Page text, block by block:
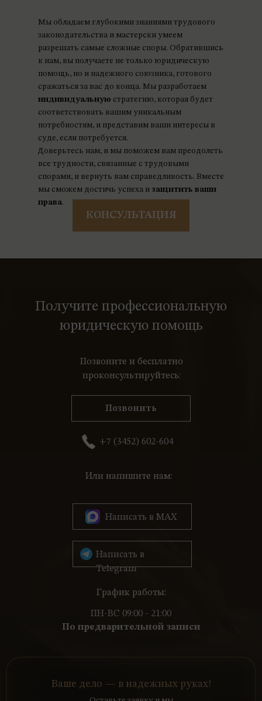
Мы обладаем глубокими знаниями трудового
законодательства и мастерски умеем
разрешать самые сложные споры. Обратившись
к нам, вы получаете не только юридическую
помощь, но и надежного союзника, готового
сражаться за вас до конца. Мы разработаем
индивидуальную стратегию, которая будет
соответствовать вашим уникальным
потребностям, и представим ваши интересы в
суде, если потребуется.
Доверьтесь нам, и мы поможем вам преодолеть
все трудности, связанные с трудовыми
спорами, и вернуть вам справедливость. Вместе
мы сможем достичь успеха и защитить ваши
права.
КОНСУЛЬТАЦИЯ
Получите профессиональную
юридическую помощь
Позвоните и бесплатно
проконсультируйтесь:
+7 (3452) 602-604
Или напишите нам:
График работы:
ПН-ВС 09:00 - 21:00
По предварительной записи
Позвонить
Написать в MAX
Написать в
Telegram
Ваше дело — в надежных руках!